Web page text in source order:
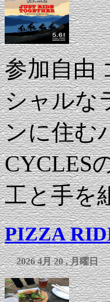
参加自由
シャルな
ンに住む
CYCLES
工と手を
PIZZA
2026 4月 20 , 月曜日